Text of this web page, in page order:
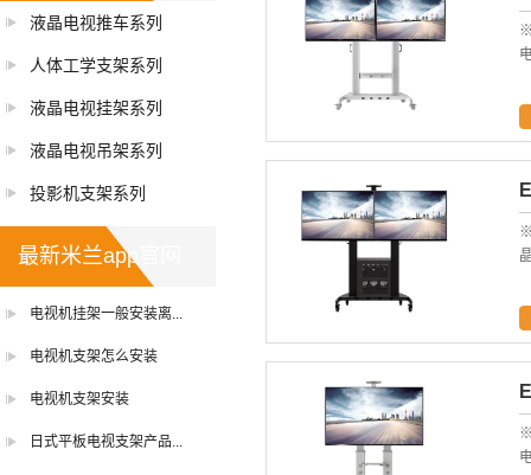
液晶电视推车系列
人体工学支架系列
液晶电视挂架系列
液晶电视吊架系列
投影机支架系列
最新米兰app官网
电视机挂架一般安装离...
电视机支架怎么安装
电视机支架安装
日式平板电视支架产品...
※
※
※